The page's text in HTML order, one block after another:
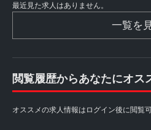
最近見た求人はありません。
一覧を
閲覧履歴からあなたにオス
オススメの求人情報はログイン後に閲覧